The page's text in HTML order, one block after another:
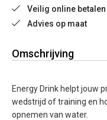
Veilig online betalen
Advies op maat
Omschrijving
Energy Drink helpt jouw
wedstrijd of training en
opnemen van water.